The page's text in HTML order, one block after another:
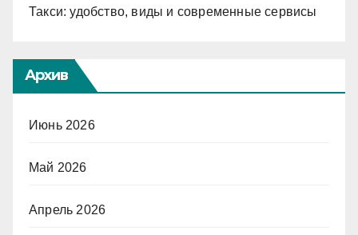
Такси: удобство, виды и современные сервисы
Архив
Июнь 2026
Май 2026
Апрель 2026